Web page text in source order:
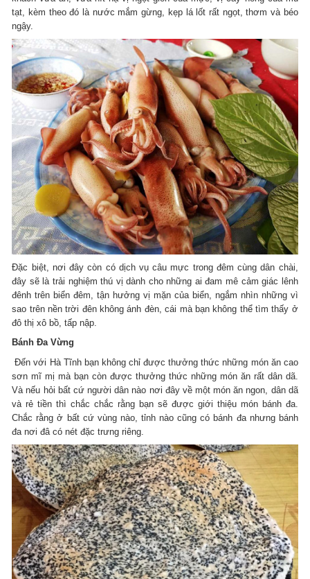
tạt, kèm theo đó là nước mắm gừng, kẹp lá lốt rất ngọt, thơm và béo
ngậy.
Đặc biệt, nơi đây còn có dịch vụ câu mực trong đêm cùng dân chài,
đây sẽ là trải nghiệm thú vị dành cho những ai đam mê cảm giác lênh
đênh trên biển đêm, tận hưởng vị mặn của biển, ngắm nhìn những vì
sao trên nền trời đên không ánh đèn, cái mà bạn không thể tìm thấy ở
đô thị xô bồ, tấp nập.
Bánh Đa Vừng
Đến với Hà Tĩnh bạn không chỉ được thưởng thức những món ăn cao
sơn mĩ mị mà bạn còn được thưởng thức những món ăn rất dân dã.
Và nếu hỏi bất cứ người dân nào nơi đây về một món ăn ngon, dân dã
và rẻ tiền thì chắc chắc rằng bạn sẽ được giới thiệu món bánh đa.
Chắc rằng ở bất cứ vùng nào, tỉnh nào cũng có bánh đa nhưng bánh
đa nơi đâ có nét đặc trưng riêng.